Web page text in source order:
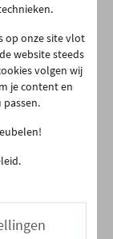
op onze site vlot
website steeds
volgen wij
je content en